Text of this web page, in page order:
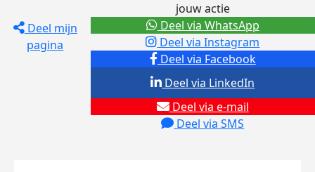
Deel mijn
pagina
jouw actie
Deel via Facebook
Deel via Instagram
Deel via e-mail
Deel via SMS
Deel via LinkedIn
Deel via WhatsApp